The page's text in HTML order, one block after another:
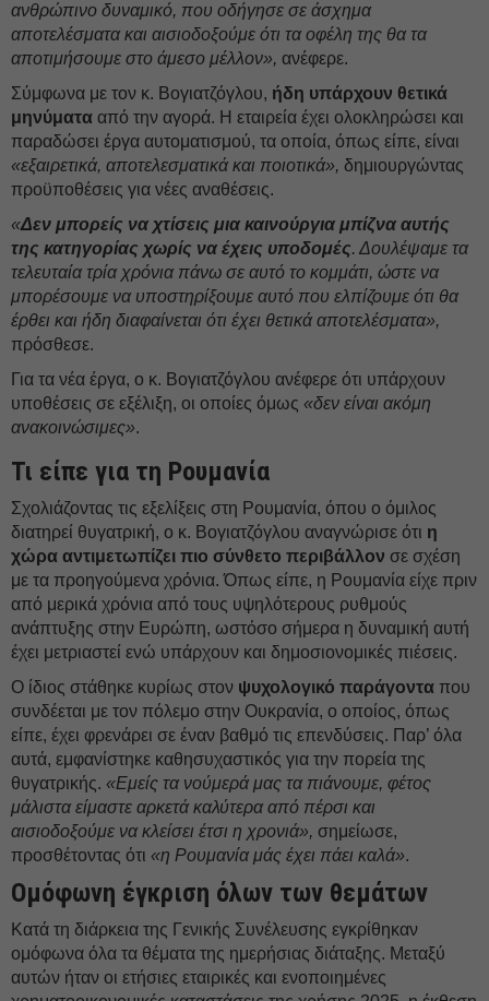
ανθρώπινο δυναμικό, που οδήγησε σε άσχημα
αποτελέσματα και αισιοδοξούμε ότι τα οφέλη της θα τα
αποτιμήσουμε στο άμεσο μέλλον», ανέφερε.
Σύμφωνα με τον κ. Βoγιατζόγλου, ήδη υπάρχουν θετικά
μηνύματα από την αγορά. Η εταιρεία έχει ολοκληρώσει και
παραδώσει έργα αυτοματισμού, τα οποία, όπως είπε, είναι
«εξαιρετικά, αποτελεσματικά και ποιοτικά», δημιουργώντας
προϋποθέσεις για νέες αναθέσεις.
«Δεν μπορείς να χτίσεις μια καινούργια μπίζνα αυτής
της κατηγορίας χωρίς να έχεις υποδομές. Δουλέψαμε τα
τελευταία τρία χρόνια πάνω σε αυτό το κομμάτι, ώστε να
μπορέσουμε να υποστηρίξουμε αυτό που ελπίζουμε ότι θα
έρθει και ήδη διαφαίνεται ότι έχει θετικά αποτελέσματα»,
πρόσθεσε.
Για τα νέα έργα, ο κ. Βoγιατζόγλου ανέφερε ότι υπάρχουν
υποθέσεις σε εξέλιξη, οι οποίες όμως «δεν είναι ακόμη
ανακοινώσιμες».
Τι είπε για τη Ρουμανία
Σχολιάζοντας τις εξελίξεις στη Ρουμανία, όπου ο όμιλος
διατηρεί θυγατρική, ο κ. Βoγιατζόγλου αναγνώρισε ότι η
χώρα αντιμετωπίζει πιο σύνθετο περιβάλλον σε σχέση
με τα προηγούμενα χρόνια. Όπως είπε, η Ρουμανία είχε πριν
από μερικά χρόνια από τους υψηλότερους ρυθμούς
ανάπτυξης στην Ευρώπη, ωστόσο σήμερα η δυναμική αυτή
έχει μετριαστεί ενώ υπάρχουν και δημοσιονομικές πιέσεις.
Ο ίδιος στάθηκε κυρίως στον ψυχολογικό παράγοντα που
συνδέεται με τον πόλεμο στην Ουκρανία, ο οποίος, όπως
είπε, έχει φρενάρει σε έναν βαθμό τις επενδύσεις. Παρ’ όλα
αυτά, εμφανίστηκε καθησυχαστικός για την πορεία της
θυγατρικής. «Εμείς τα νούμερά μας τα πιάνουμε, φέτος
μάλιστα είμαστε αρκετά καλύτερα από πέρσι και
αισιοδοξούμε να κλείσει έτσι η χρονιά», σημείωσε,
προσθέτοντας ότι «η Ρουμανία μάς έχει πάει καλά».
Ομόφωνη έγκριση όλων των θεμάτων
Κατά τη διάρκεια της Γενικής Συνέλευσης εγκρίθηκαν
ομόφωνα όλα τα θέματα της ημερήσιας διάταξης. Μεταξύ
αυτών ήταν οι ετήσιες εταιρικές και ενοποιημένες